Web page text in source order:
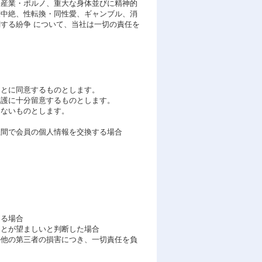
業・ポルノ、重大な身体並びに精神的
絶、性転換・同性愛、ギャンブル、消
る紛争 について、当社は一切の責任を
に同意するものとします。
に十分留意するものとします。
いものとします。
で会員の個人情報を交換する場合
場合
が望ましいと判断した場合
の第三者の損害につき、一切責任を負